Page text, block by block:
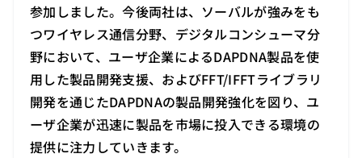
参加しました。今後両社は、ソーバルが強みをも
つワイヤレス通信分野、デジタルコンシューマ分
野において、ユーザ企業によるDAPDNA製品を使
用した製品開発支援、およびFFT/IFFTライブラリ
開発を通じたDAPDNAの製品開発強化を図り、ユ
ーザ企業が迅速に製品を市場に投入できる環境の
提供に注力していきます。